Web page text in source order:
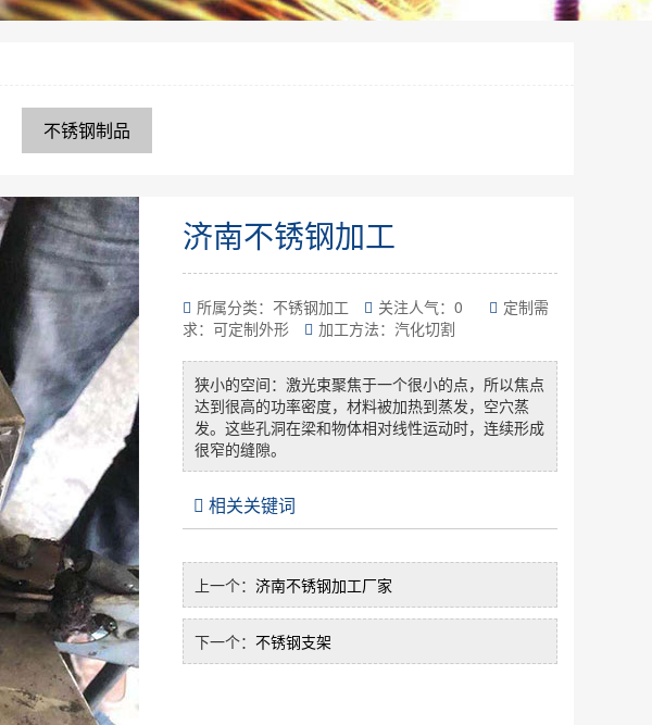
不锈钢制品
济南不锈钢加工
所属分类：不锈钢加工 关注人气： 0
定制需
求：可定制外形
加工方法：汽化切割
狭小的空间：激光束聚焦于一个很小的点，所以焦点
达到很高的功率密度，材料被加热到蒸发，空穴蒸
发。这些孔洞在梁和物体相对线性运动时，连续形成
很窄的缝隙。
相关关键词
上一个： 济南不锈钢加工厂家
下一个： 不锈钢支架